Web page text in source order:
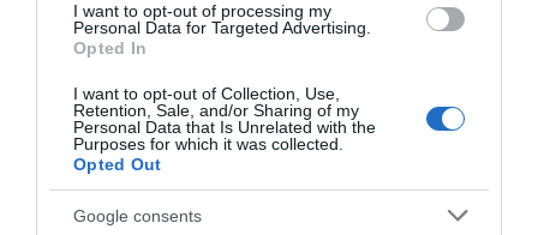
I want to opt-out of processing my
Personal Data for Targeted Advertising.
Opted In
I want to opt-out of Collection, Use,
Retention, Sale, and/or Sharing of my
Personal Data that Is Unrelated with the
Purposes for which it was collected.
Opted Out
Google consents
Αεροδρόμιο Ηρακλείου – Αναμένεται να
τεθεί σε λειτουργία τον Νοέμβριο του
2028
Χατζηδάκης: “Άκυρες από 1η Οκτωβρίου οι
εγκύκλιοι που δεν αναρτώνται –
Υποχρεωτική η δημοσίευσή τους στις
ιστοσελίδες των φορέων που τις εκδίδουν”